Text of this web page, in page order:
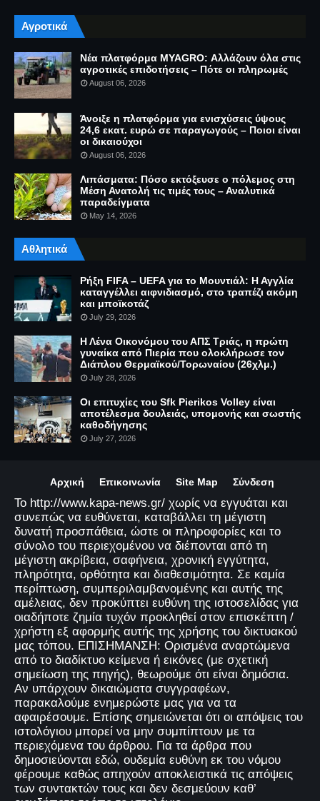
Αγροτικά
Νέα πλατφόρμα MYAGRO: Αλλάζουν όλα στις
αγροτικές επιδοτήσεις – Πότε οι πληρωμές
August 06, 2026
Άνοιξε η πλατφόρμα για ενισχύσεις ύψους
24,6 εκατ. ευρώ σε παραγωγούς – Ποιοι είναι
οι δικαιούχοι
August 06, 2026
Λιπάσματα: Πόσο εκτόξευσε ο πόλεμος στη
Μέση Ανατολή τις τιμές τους – Αναλυτικά
παραδείγματα
May 14, 2026
Αθλητικά
Ρήξη FIFA – UEFA για το Μουντιάλ: Η Αγγλία
καταγγέλλει αιφνιδιασμό, στο τραπέζι ακόμη
και μποϊκοτάζ
July 29, 2026
Η Λένα Οικονόμου του ΑΠΣ Τριάς, η πρώτη
γυναίκα από Πιερία που ολοκλήρωσε τον
Διάπλου Θερμαϊκού/Τορωναίου (26χλμ.)
July 28, 2026
Οι επιτυχίες του Sfk Pierikos Volley είναι
αποτέλεσμα δουλειάς, υπομονής και σωστής
καθοδήγησης
July 27, 2026
Αρχική Επικοινωνία Site Map Σύνδεση
Το http://www.kapa-news.gr/ χωρίς να εγγυάται και
συνεπώς να ευθύνεται, καταβάλλει τη μέγιστη
δυνατή προσπάθεια, ώστε οι πληροφορίες και το
σύνολο του περιεχομένου να διέπονται από τη
μέγιστη ακρίβεια, σαφήνεια, χρονική εγγύτητα,
πληρότητα, ορθότητα και διαθεσιμότητα. Σε καμία
περίπτωση, συμπεριλαμβανομένης και αυτής της
αμέλειας, δεν προκύπτει ευθύνη της ιστοσελίδας για
οιαδήποτε ζημία τυχόν προκληθεί στον επισκέπτη /
χρήστη εξ αφορμής αυτής της χρήσης του δικτυακού
μας τόπου. ΕΠΙΣΗΜΑΝΣΗ: Ορισμένα αναρτώμενα
από το διαδίκτυο κείμενα ή εικόνες (με σχετική
σημείωση της πηγής), θεωρούμε ότι είναι δημόσια.
Αν υπάρχουν δικαιώματα συγγραφέων,
παρακαλούμε ενημερώστε μας για να τα
αφαιρέσουμε. Επίσης σημειώνεται ότι οι απόψεις του
ιστολόγιου μπορεί να μην συμπίπτουν με τα
περιεχόμενα του άρθρου. Για τα άρθρα που
δημοσιεύονται εδώ, ουδεμία ευθύνη εκ του νόμου
φέρουμε καθώς απηχούν αποκλειστικά τις απόψεις
των συντακτών τους και δεν δεσμεύουν καθ’